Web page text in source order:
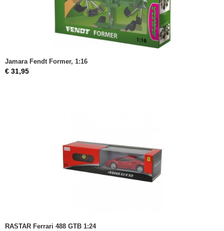
Jamara Fendt Former, 1:16
€ 31,95
RASTAR Ferrari 488 GTB 1:24